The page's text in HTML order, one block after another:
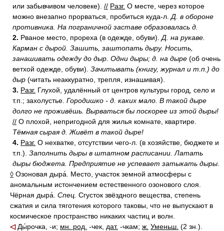
или забывчивом человеке). // Разг. О месте, через которое
можно внезапно прорваться, пробиться куда-л. Д. в обороне
противника. На пограничной заставе образовалась д.
2. Рваное место, прореха (в одежде, обуви). Д. на рукаве.
Карман с дырой. Зашить, заштопать дыру. Носить,
занашивать одежду до дыр. Одни дыры; д. на дыре (об очень
ветхой одежде, обуви). Зачитывать (книгу, журнал и т.п.) до
дыр (читать неаккуратно, трепля, изнашивая).
3. Разг. Глухой, удалённый от центров культуры город, село и
т.п.; захолустье. Городишко - д. каких мало. В такой дыре
долго не проживёшь. Вырваться бы поскорее из этой дыры!
// О плохой, непригодной для жилья комнате, квартире.
Тёмная сырая д. Живёт в такой дыре!
4. Разг. О нехватке, отсутствии чего-л. (в хозяйстве, бюджете и
т.п.). Заполнить дыры в штатном расписании. Латать
дыры бюджета. Предприятие не успевает затыкать дыры.
◊ Озоновая дыра́. Место, участок земной атмосферы с
аномальным истончением естественного озонового слоя.
Чёрная дыра́. Спец. Сгусток звёздного вещества, степень
сжатия и сила тяготения которого таковы, что не выпускают в
космическое пространство никаких частиц и волн.
◁Ды́рочка, -и; мн. род. -чек, дат. -чкам; ж. Уменьш. (2 зн.).